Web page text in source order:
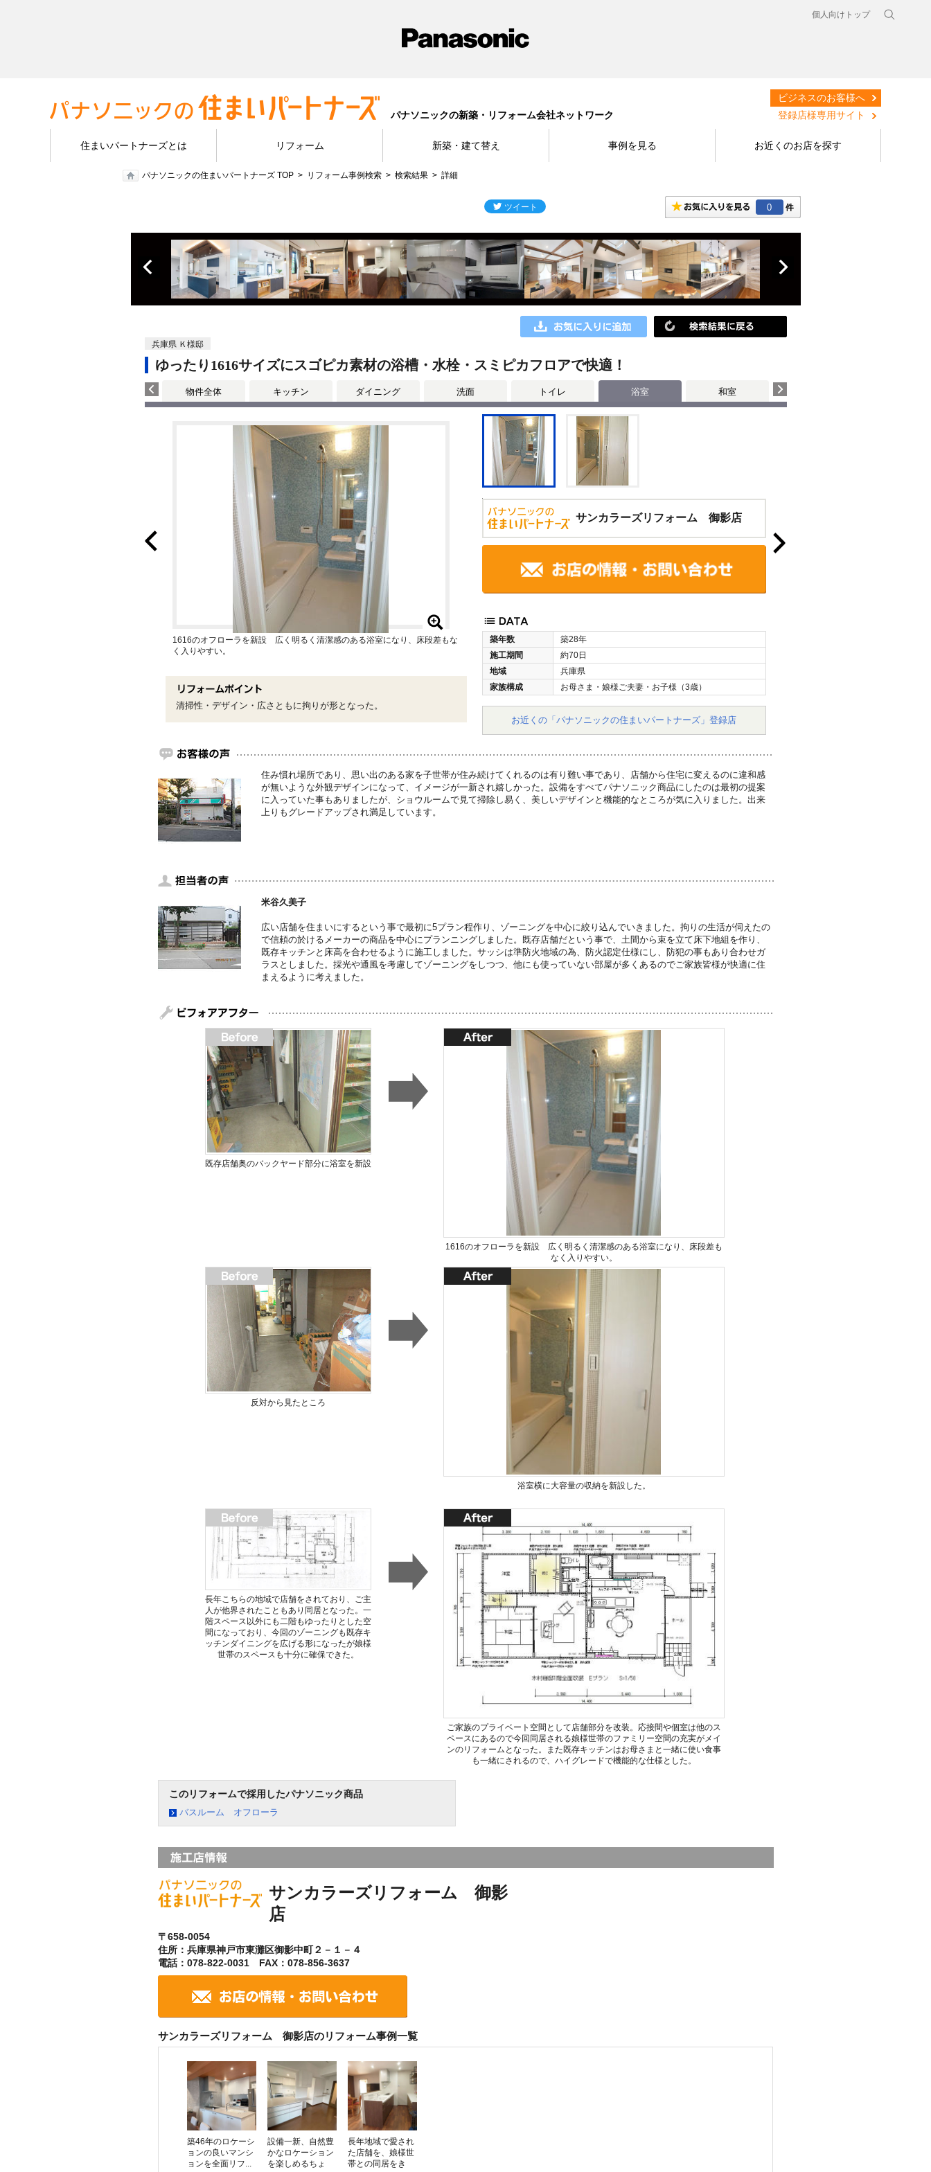
個人向けトップ
パナソニックの新築・リフォーム会社ネットワーク
ビジネスのお客様へ
登録店様専用サイト
住まいパートナーズとは リフォーム 新築・建て替え 事例を見る お近くのお店を探す
パナソニックの住まいパートナーズ TOP リフォーム事例検索 検索結果 詳細
0
兵庫県 Ｋ様邸
ゆったり1616サイズにスゴピカ素材の浴槽・水栓・スミピカフロアで快適！
物件全体 キッチン ダイニング 洗面 トイレ 浴室 和室
サンカラーズリフォーム 御影店
築年数
築28年
施工期間
約70日
地域
兵庫県
家族構成
お母さま・娘様ご夫妻・お子様（3歳）
お近くの「パナソニックの住まいパートナーズ」登録店
1616のオフローラを新設 広く明るく清潔感のある浴室になり、床段差もな
く入りやすい。
清掃性・デザイン・広さともに拘りが形となった。
住み慣れ場所であり、思い出のある家を子世帯が住み続けてくれるのは有り難い事であり、店舗から住宅に変えるのに違和感
が無いような外観デザインになって、イメージが一新され嬉しかった。設備をすべてパナソニック商品にしたのは最初の提案
に入っていた事もありましたが、ショウルームで見て掃除し易く、美しいデザインと機能的なところが気に入りました。出来
上りもグレードアップされ満足しています。
米谷久美子
広い店舗を住まいにするという事で最初に5プラン程作り、ゾーニングを中心に絞り込んでいきました。拘りの生活が伺えたの
で信頼の於けるメーカーの商品を中心にプランニングしました。既存店舗だという事で、土間から束を立て床下地組を作り、
既存キッチンと床高を合わせるように施工しました。サッシは準防火地域の為、防火認定仕様にし、防犯の事もあり合わせガ
ラスとしました。採光や通風を考慮してゾーニングをしつつ、他にも使っていない部屋が多くあるのでご家族皆様が快適に住
まえるように考えました。
既存店舗奥のバックヤード部分に浴室を新設
1616のオフローラを新設 広く明るく清潔感のある浴室になり、床段差も
なく入りやすい。
反対から見たところ
浴室横に大容量の収納を新設した。
長年こちらの地域で店舗をされており、ご主
人が他界されたこともあり同居となった。一
階スペース以外にも二階もゆったりとした空
間になっており、今回のゾーニングも既存キ
ッチンダイニングを広げる形になったが娘様
世帯のスペースも十分に確保できた。
ご家族のプライベート空間として店舗部分を改装。応接間や個室は他のス
ペースにあるので今回同居される娘様世帯のファミリー空間の充実がメイ
ンのリフォームとなった。また既存キッチンはお母さまと一緒に使い食事
も一緒にされるので、ハイグレードで機能的な仕様とした。
このリフォームで採用したパナソニック商品
バスルーム オフローラ
サンカラーズリフォーム 御影
店
〒658-0054
住所：兵庫県神戸市東灘区御影中町２－１－４
電話：078-822-0031 FAX：078-856-3637
サンカラーズリフォーム 御影店のリフォーム事例一覧
築46年のロケーシ
ョンの良いマンシ
ョンを全面リフ...
設備一新、自然豊
かなロケーション
を楽しめるちょ
長年地域で愛され
た店舗を、娘様世
帯との同居をき